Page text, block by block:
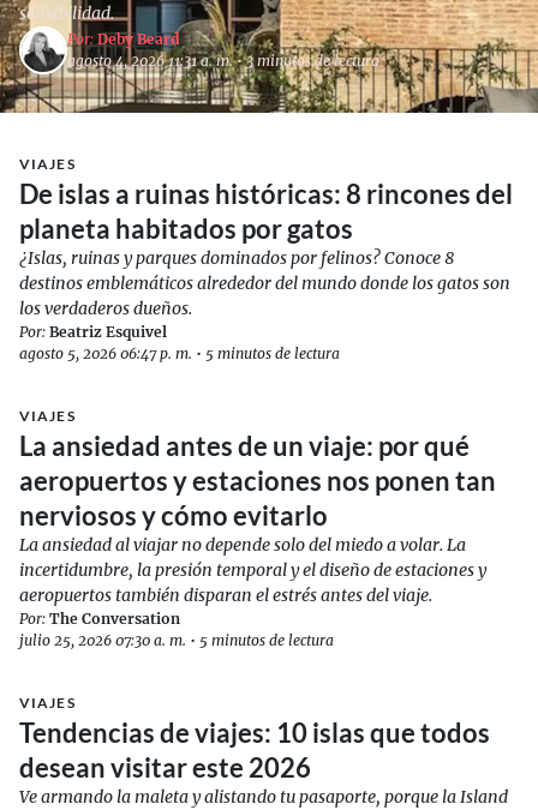
sensibilidad.
Por: Deby Beard
agosto 4, 2026 11:31 a. m.•3 minutos de lectura
VIAJES
De islas a ruinas históricas: 8 rincones del
planeta habitados por gatos
¿Islas, ruinas y parques dominados por felinos? Conoce 8
destinos emblemáticos alrededor del mundo donde los gatos son
los verdaderos dueños.
Por: Beatriz Esquivel
agosto 5, 2026 06:47 p. m. • 5 minutos de lectura
VIAJES
La ansiedad antes de un viaje: por qué
aeropuertos y estaciones nos ponen tan
nerviosos y cómo evitarlo
La ansiedad al viajar no depende solo del miedo a volar. La
incertidumbre, la presión temporal y el diseño de estaciones y
aeropuertos también disparan el estrés antes del viaje.
Por: The Conversation
julio 25, 2026 07:30 a. m. • 5 minutos de lectura
VIAJES
Tendencias de viajes: 10 islas que todos
desean visitar este 2026
Ve armando la maleta y alistando tu pasaporte, porque la Island